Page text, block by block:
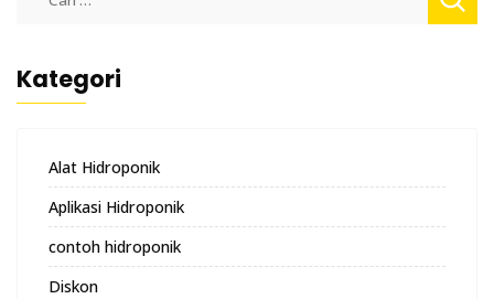
untuk:
Kategori
Alat Hidroponik
Aplikasi Hidroponik
contoh hidroponik
Diskon